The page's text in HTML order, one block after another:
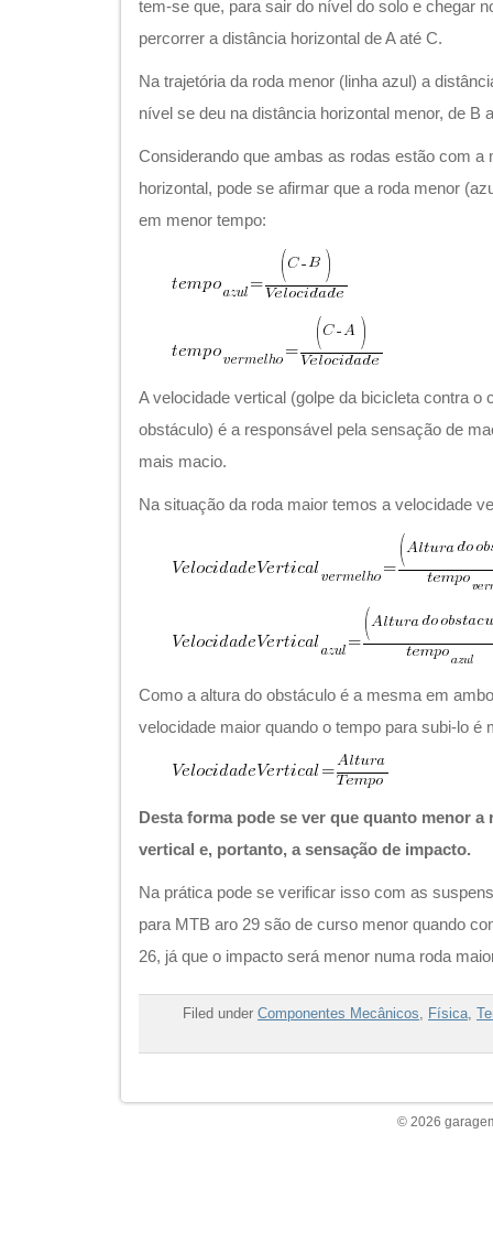
tem-se que, para sair do nível do solo e chegar
percorrer a distância horizontal de A até C.
Na trajetória da roda menor (linha azul) a
nível se deu na distância horizontal menor, de B
Considerando que ambas as rodas estão com a
horizontal, pode se afirmar que a roda menor
em menor tempo:
A velocidade vertical (golpe da bicicleta contra o
obstáculo) é a responsável pela sensação de
mais macio.
Na situação da roda maior temos a velocidade
Como a altura do obstáculo é a mesma em
velocidade maior quando o tempo para subi-lo é
Desta forma pode se ver que quanto menor a
vertical e, portanto, a sensação de impacto.
Na prática pode se verificar isso com as
para MTB aro 29 são de curso menor quando
26, já que o impacto será menor numa roda
Filed under Componentes Mecânicos, Física,
© 2026